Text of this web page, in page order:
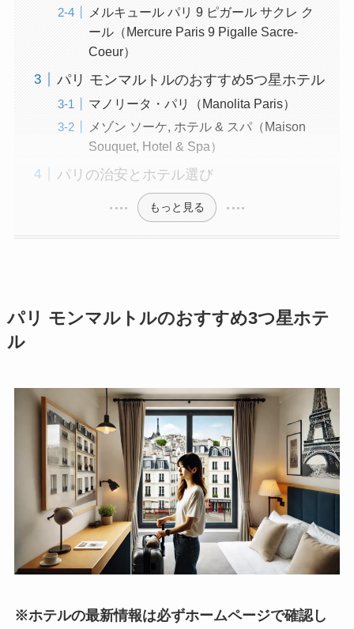
メルキュール パリ 9 ピガール サクレ ク
ール（Mercure Paris 9 Pigalle Sacre-
Coeur）
パリ モンマルトルのおすすめ5つ星ホテル
マノリータ・パリ（Manolita Paris）
メゾン ソーケ, ホテル & スパ（Maison
Souquet, Hotel & Spa）
パリの治安とホテル選び
もっと見る
パリ モンマルトルのおすすめ3つ星ホテ
ル
※ホテルの最新情報は必ずホームページで確認し